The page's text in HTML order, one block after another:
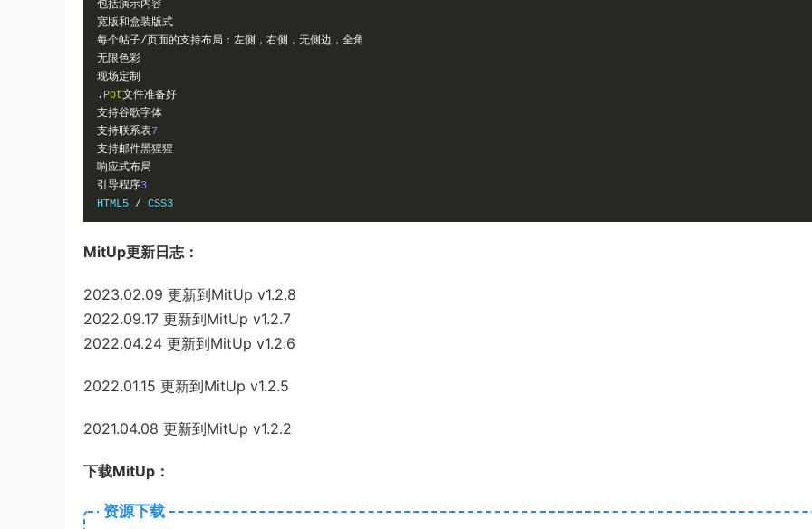
包括演示内容
宽版和盒装版式
每个帖子/页面的支持布局：左侧，右侧，无侧边，全角
无限色彩
现场定制
. Pot文件准备好
支持谷歌字体
支持联系表7
支持邮件黑猩猩
响应式布局
引导程序3
HTML5 / CSS3
MitUp更新日志：
2023.02.09 更新到MitUp v1.2.8
2022.09.17 更新到MitUp v1.2.7
2022.04.24 更新到MitUp v1.2.6
2022.01.15 更新到MitUp v1.2.5
2021.04.08 更新到MitUp v1.2.2
下载MitUp：
资源下载